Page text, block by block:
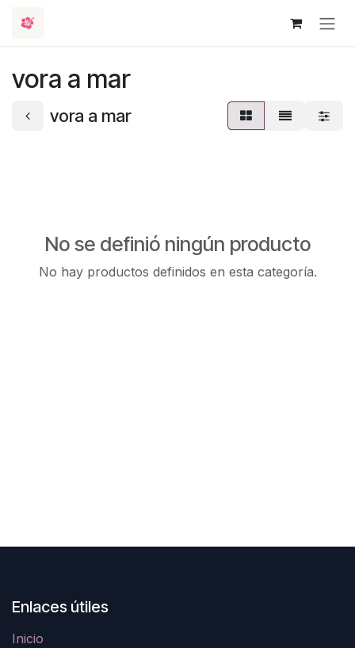
vora a mar
vora a mar
No se definió ningún producto
No hay productos definidos en esta categoría.
Enlaces útiles
Inicio